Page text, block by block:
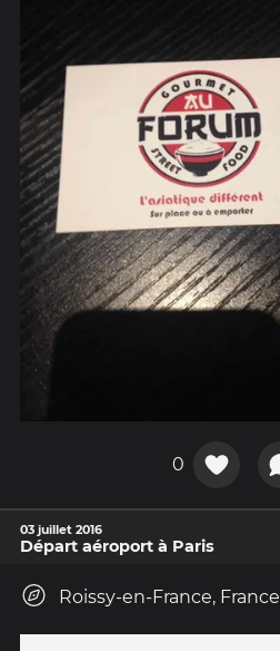
0
03 juillet 2016
Départ aéroport à Paris
Roissy-en-France, France